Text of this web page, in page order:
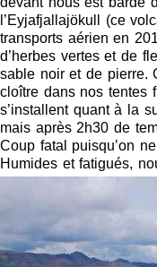
l’Eyjafjallajökull (ce
transports aérien en
d’herbes vertes et de
sable noir et de pierre.
cloître dans nos tentes
s’installent quant à la
mais après 2h30 de
Coup fatal puisqu’on
Humides et fatigués,